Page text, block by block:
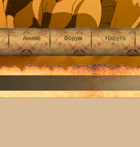
Аниме Форум Наруто